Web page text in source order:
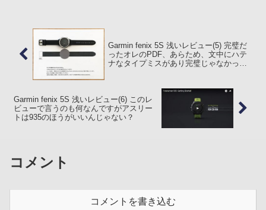
Garmin fenix 5S 浅いレビュー(5) 完璧だ
ったオレのPDF、あらため、文中にハテ
ナなタイプミスがあり完璧じゃなかった
Garmin fenix 5S 浅いレビュー(6) このレ
ビューで言うのも何なんですがアスリー
トは935のほうがいいんじゃない？
コメント
コメントを書き込む